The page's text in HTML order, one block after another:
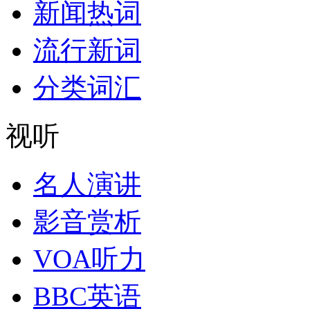
新闻热词
流行新词
分类词汇
视听
名人演讲
影音赏析
VOA听力
BBC英语